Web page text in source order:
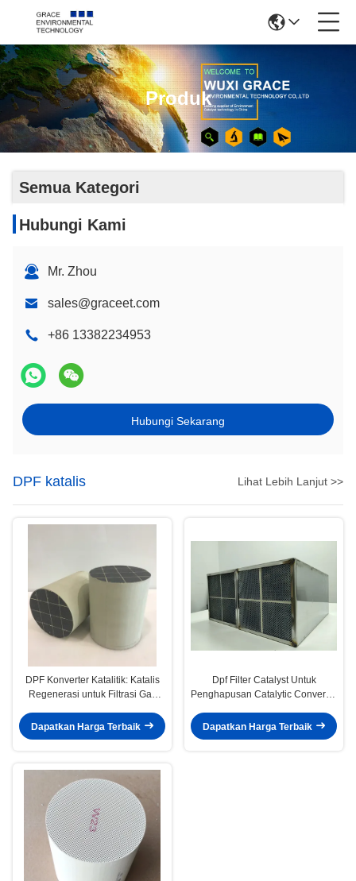
Produk
Semua Kategori
Hubungi Kami
Mr. Zhou
sales@graceet.com
+86 13382234953
Hubungi Sekarang
DPF katalis Lihat Lebih Lanjut >>
DPF Konverter Katalitik: Katalis
Regenerasi untuk Filtrasi Gas
Dapatkan Harga Terbaik
Dpf Filter Catalyst Untuk
Penghapusan Catalytic Converter
Dapatkan Harga Terbaik